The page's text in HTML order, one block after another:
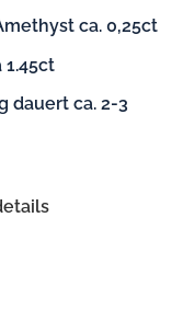
ca. 0,25ct
dauert ca. 2-3